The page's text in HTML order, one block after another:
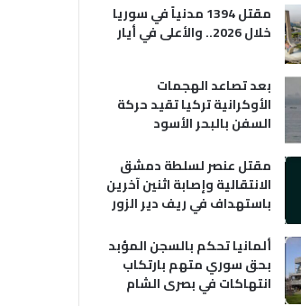
مقتل 1394 مدنياً في سوريا
خلال 2026.. والأعلى في أيار
بعد تصاعد الهجمات
الأوكرانية تركيا تقيد حركة
السفن بالبحر الأسود
مقتل عنصر لسلطة دمشق
الانتقالية وإصابة اثنين آخرين
باستهداف في ريف دير الزور
ألمانيا تحكم بالسجن المؤبد
بحق سوري متهم بارتكاب
انتهاكات في بصرى الشام